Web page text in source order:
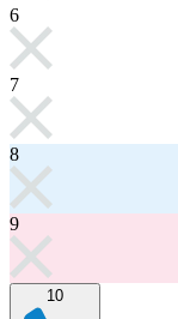
6
7
8
9
10